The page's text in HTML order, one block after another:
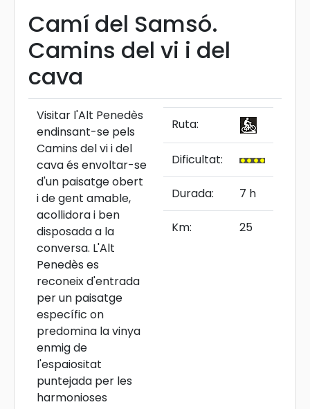
Camí del Samsó.
Camins del vi i del
cava
Visitar l'Alt Penedès
endinsant-se pels
Camins del vi i del
cava és envoltar-se
d'un paisatge obert
i de gent amable,
acollidora i ben
disposada a la
conversa. L'Alt
Penedès es
reconeix d'entrada
per un paisatge
específic on
predomina la vinya
enmig de
l'espaiositat
puntejada per les
harmonioses
Ruta:
Dificultat:
Durada: 7 h
Km: 25